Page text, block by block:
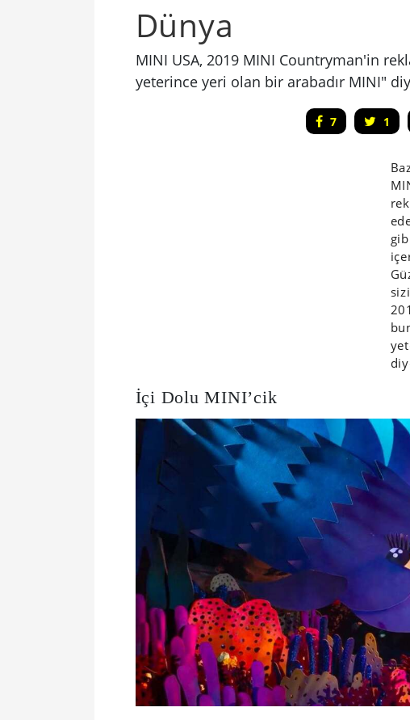
Dünya
MINI USA, 2019 MINI Countryman'in
yeterince yeri olan bir arabadır MINI"
7 1
İçi Dolu MINI’cik